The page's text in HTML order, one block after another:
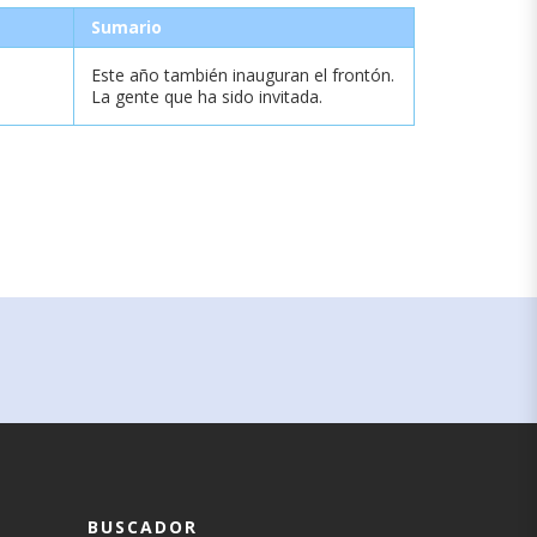
Sumario
Este año también inauguran el frontón.
La gente que ha sido invitada.
BUSCADOR